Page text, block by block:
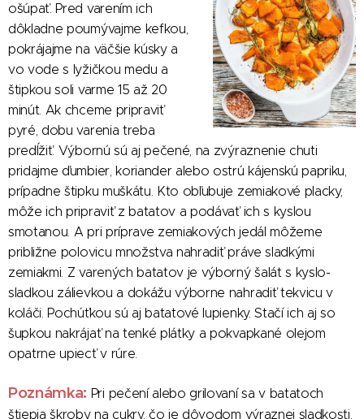
ošúpať. Pred varením ich
dôkladne poumývajme kefkou,
pokrájajme na väčšie kúsky a
vo vode s lyžičkou medu a
štipkou soli varme 15 až 20
minút. Ak chceme pripraviť
pyré, dobu varenia treba
predĺžiť. Výbornú sú aj pečené, na zvýraznenie chuti
pridajme ďumbier, koriander alebo ostrú kájenskú papriku,
prípadne štipku muškátu. Kto obľubuje zemiakové placky,
môže ich pripraviť z batatov a podávať ich s kyslou
smotanou. A pri príprave zemiakových jedál môžeme
približne polovicu množstva nahradiť práve sladkými
zemiakmi. Z varených batatov je výborný šalát s kyslo-
sladkou zálievkou a dokážu výborne nahradiť tekvicu v
koláči. Pochúťkou sú aj batatové lupienky. Stačí ich aj so
šupkou nakrájať na tenké plátky a pokvapkané olejom
opatrne upiecť v rúre.
Poznámka: Pri pečení alebo grilovaní sa v batatoch
štiepia škroby na cukry, čo je dôvodom výraznej sladkosti.